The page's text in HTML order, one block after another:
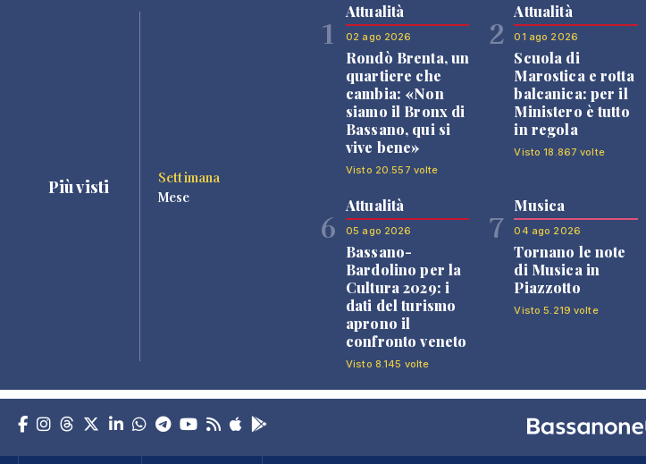
Più visti
Settimana
Mese
1
Attualità
02 ago 2026
Rondò Brenta, un
quartiere che
cambia: «Non
siamo il Bronx di
Bassano, qui si
vive bene»
Visto 20.557 volte
2
Attualità
01 ago 2026
Scuola di
Marostica e rotta
balcanica: per il
Ministero è tutto
in regola
Visto 18.867 volte
6
Attualità
05 ago 2026
Bassano-
Bardolino per la
Cultura 2029: i
dati del turismo
aprono il
confronto veneto
Visto 8.145 volte
7
Musica
04 ago 2026
Tornano le note
di Musica in
Piazzotto
Visto 5.219 volte